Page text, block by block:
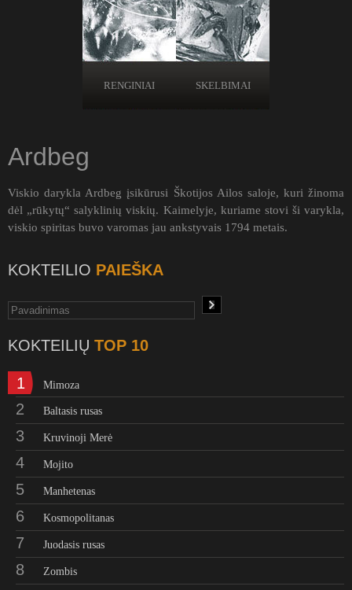
RENGINIAI SKELBIMAI
Ardbeg
Viskio darykla Ardbeg įsikūrusi Škotijos Ailos saloje, kuri žinoma
dėl „rūkytų“ salyklinių viskių. Kaimelyje, kuriame stovi ši varykla,
viskio spiritas buvo varomas jau ankstyvais 1794 metais.
KOKTEILIO PAIEŠKA
KOKTEILIŲ TOP 10
1 Mimoza
2 Baltasis rusas
3 Kruvinoji Merė
4 Mojito
5 Manhetenas
6 Kosmopolitanas
7 Juodasis rusas
8 Zombis